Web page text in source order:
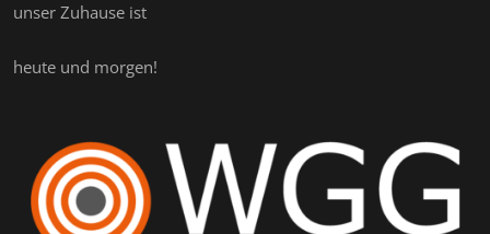
unser Zuhause ist
heute und morgen!